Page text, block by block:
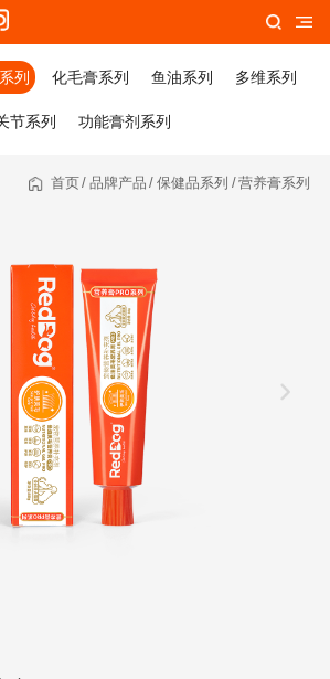
列 化毛膏系列 鱼油系列 多维系列
节系列 功能膏剂系列
首页/ 品牌产品 / 保健品系列 /营养膏系列